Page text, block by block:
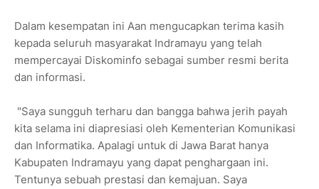
Dalam kesempatan ini Aan mengucapkan terima kasih
kepada seluruh masyarakat Indramayu yang telah
mempercayai Diskominfo sebagai sumber resmi berita
dan informasi.
"Saya sungguh terharu dan bangga bahwa jerih payah
kita selama ini diapresiasi oleh Kementerian Komunikasi
dan Informatika. Apalagi untuk di Jawa Barat hanya
Kabupaten Indramayu yang dapat penghargaan ini.
Tentunya sebuah prestasi dan kemajuan. Saya